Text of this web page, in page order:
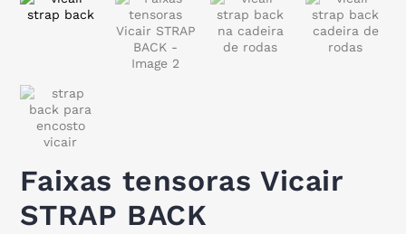
Faixas tensoras Vicair
STRAP BACK